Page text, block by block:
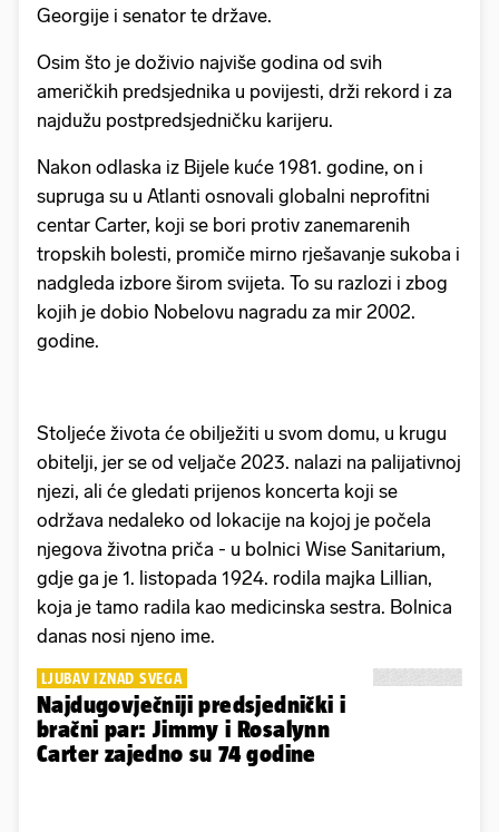
Georgije i senator te države.
Osim što je doživio najviše godina od svih
američkih predsjednika u povijesti, drži rekord i za
najdužu postpredsjedničku karijeru.
Nakon odlaska iz Bijele kuće 1981. godine, on i
supruga su u Atlanti osnovali globalni neprofitni
centar Carter, koji se bori protiv zanemarenih
tropskih bolesti, promiče mirno rješavanje sukoba i
nadgleda izbore širom svijeta. To su razlozi i zbog
kojih je dobio Nobelovu nagradu za mir 2002.
godine.
Stoljeće života će obilježiti u svom domu, u krugu
obitelji, jer se od veljače 2023. nalazi na palijativnoj
njezi, ali će gledati prijenos koncerta koji se
održava nedaleko od lokacije na kojoj je počela
njegova životna priča - u bolnici Wise Sanitarium,
gdje ga je 1. listopada 1924. rodila majka Lillian,
koja je tamo radila kao medicinska sestra. Bolnica
danas nosi njeno ime.
LJUBAV IZNAD SVEGA
Najdugovječniji predsjednički i
bračni par: Jimmy i Rosalynn
Carter zajedno su 74 godine